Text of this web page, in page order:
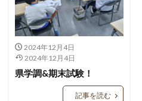
2024年12月4日
2024年12月4日
県学調&期末試験！
記事を読む